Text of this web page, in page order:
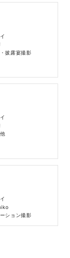
披露宴撮影
ション撮影